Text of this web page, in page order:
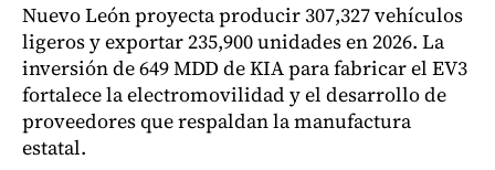
Nuevo León proyecta producir 307,327 vehículos
ligeros y exportar 235,900 unidades en 2026. La
inversión de 649 MDD de KIA para fabricar el EV3
fortalece la electromovilidad y el desarrollo de
proveedores que respaldan la manufactura
estatal.